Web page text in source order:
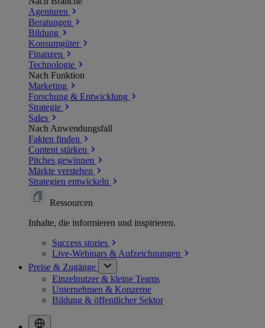
Agenturen
Beratungen
Bildung
Konsumgüter
Finanzen
Technologie
Nach Funktion
Marketing
Forschung & Entwicklung
Strategie
Sales
Nach Anwendungsfall
Fakten finden
Content stärken
Pitches gewinnen
Märkte verstehen
Strategien entwickeln
Ressourcen
Inhalte, die informieren und inspirieren.
Success stories
Live-Webinars & Aufzeichnungen
Preise & Zugänge
Einzelnutzer & kleine Teams
Unternehmen & Konzerne
Bildung & öffentlicher Sektor